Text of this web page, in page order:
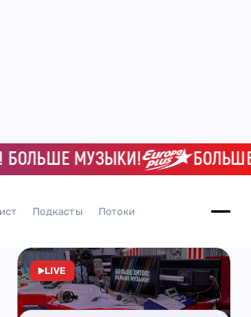
МУЗЫКИ! БОЛЬШЕ
Подкасты Потоки
LIVE